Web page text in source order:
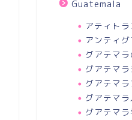
Guatemala
アティト
アンティグ
グアテマ
グアテマ
グアテマ
グアテマ
グアテマ